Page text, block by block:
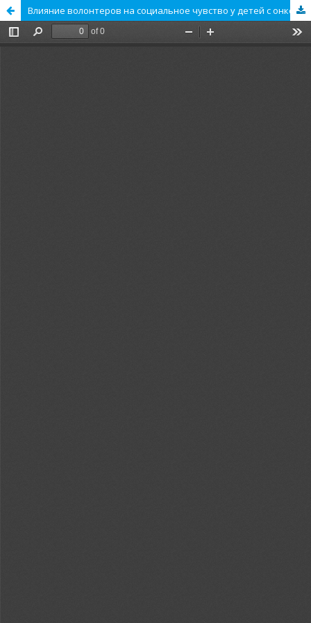
Влияние волонтеров на социальное чувство у детей с онкологией: опыт одного наблюдения